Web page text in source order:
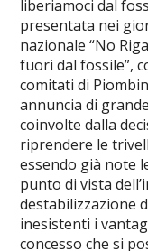
liberiamoci dal
presentata nei
nazionale “No
fuori dal fossile”,
comitati di
annuncia di
coinvolte dalla
riprendere le
essendo già note
punto di vista
destabilizzazione
inesistenti i
concesso che si